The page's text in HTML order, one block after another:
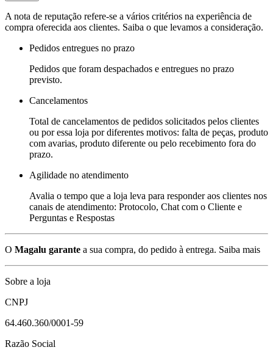
A nota de reputação refere-se a vários critérios na experiência de
compra oferecida aos clientes. Saiba o que levamos a consideração.
Pedidos entregues no prazo
Pedidos que foram despachados e entregues no prazo
previsto.
Cancelamentos
Total de cancelamentos de pedidos solicitados pelos clientes
ou por essa loja por diferentes motivos: falta de peças, produto
com avarias, produto diferente ou pelo recebimento fora do
prazo.
Agilidade no atendimento
Avalia o tempo que a loja leva para responder aos clientes nos
canais de atendimento: Protocolo, Chat com o Cliente e
Perguntas e Respostas
O Magalu garante a sua compra, do pedido à entrega. Saiba mais
Sobre a loja
CNPJ
64.460.360/0001-59
Razão Social